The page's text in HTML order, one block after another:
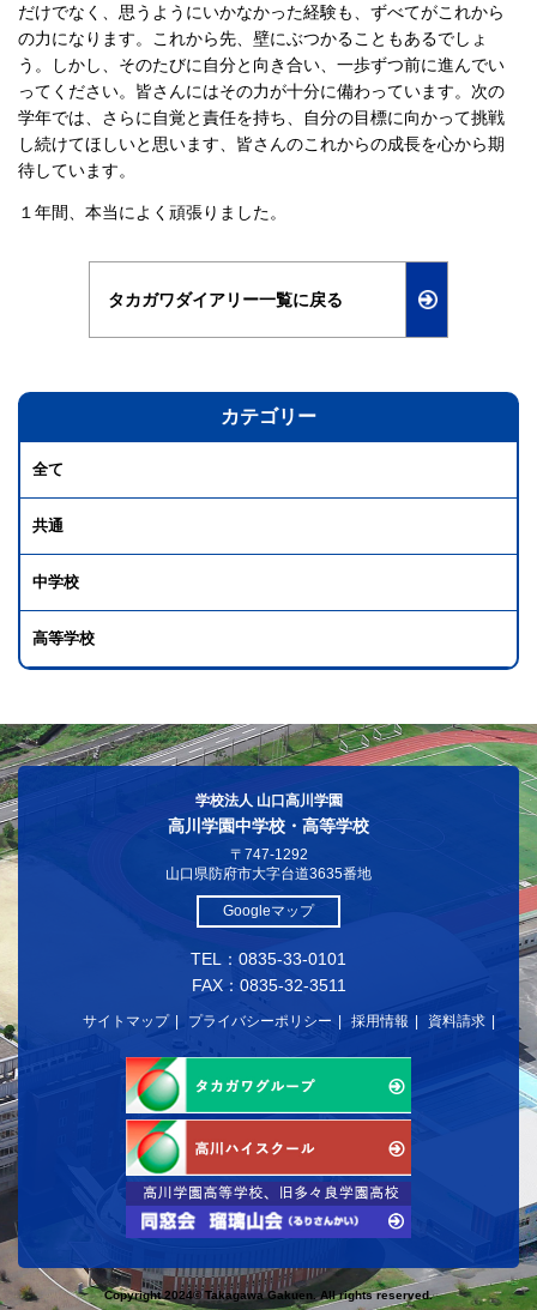
だけでなく、思うようにいかなかった経験も、ずべてがこれから
の力になります。これから先、壁にぶつかることもあるでしょ
う。しかし、そのたびに自分と向き合い、一歩ずつ前に進んでい
ってください。皆さんにはその力が十分に備わっています。次の
学年では、さらに自覚と責任を持ち、自分の目標に向かって挑戦
し続けてほしいと思います、皆さんのこれからの成長を心から期
待しています。
１年間、本当によく頑張りました。
タカガワダイアリー一覧に戻る
カテゴリー
全て
共通
中学校
高等学校
学校法人 山口高川学園
高川学園中学校・高等学校
〒747-1292
山口県防府市大字台道3635番地
Googleマップ
TEL：0835-33-0101
FAX：0835-32-3511
サイトマップ プライバシーポリシー 採用情報 資料請求
Copyright 2024© Takagawa Gakuen. All rights reserved.